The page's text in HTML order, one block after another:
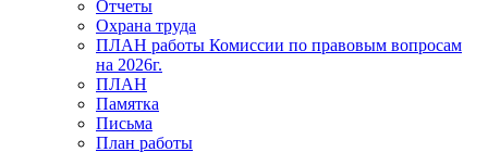
Отчеты
Охрана труда
ПЛАН работы Комиссии по правовым вопросам
на 2026г.
ПЛАН
Памятка
Письма
План работы